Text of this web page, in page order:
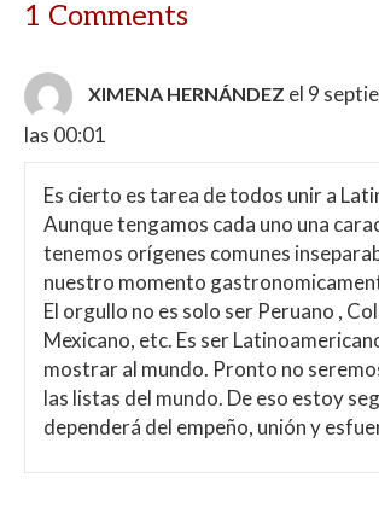
1 Comments
XIMENA HERNÁNDEZ el 9
las 00:01
Es cierto es tarea de todos unir a
Aunque tengamos cada uno una
tenemos orígenes comunes
nuestro momento
El orgullo no es solo ser Peruano ,
Mexicano, etc. Es ser
mostrar al mundo. Pronto no
las listas del mundo. De eso estoy
dependerá del empeño, unión y